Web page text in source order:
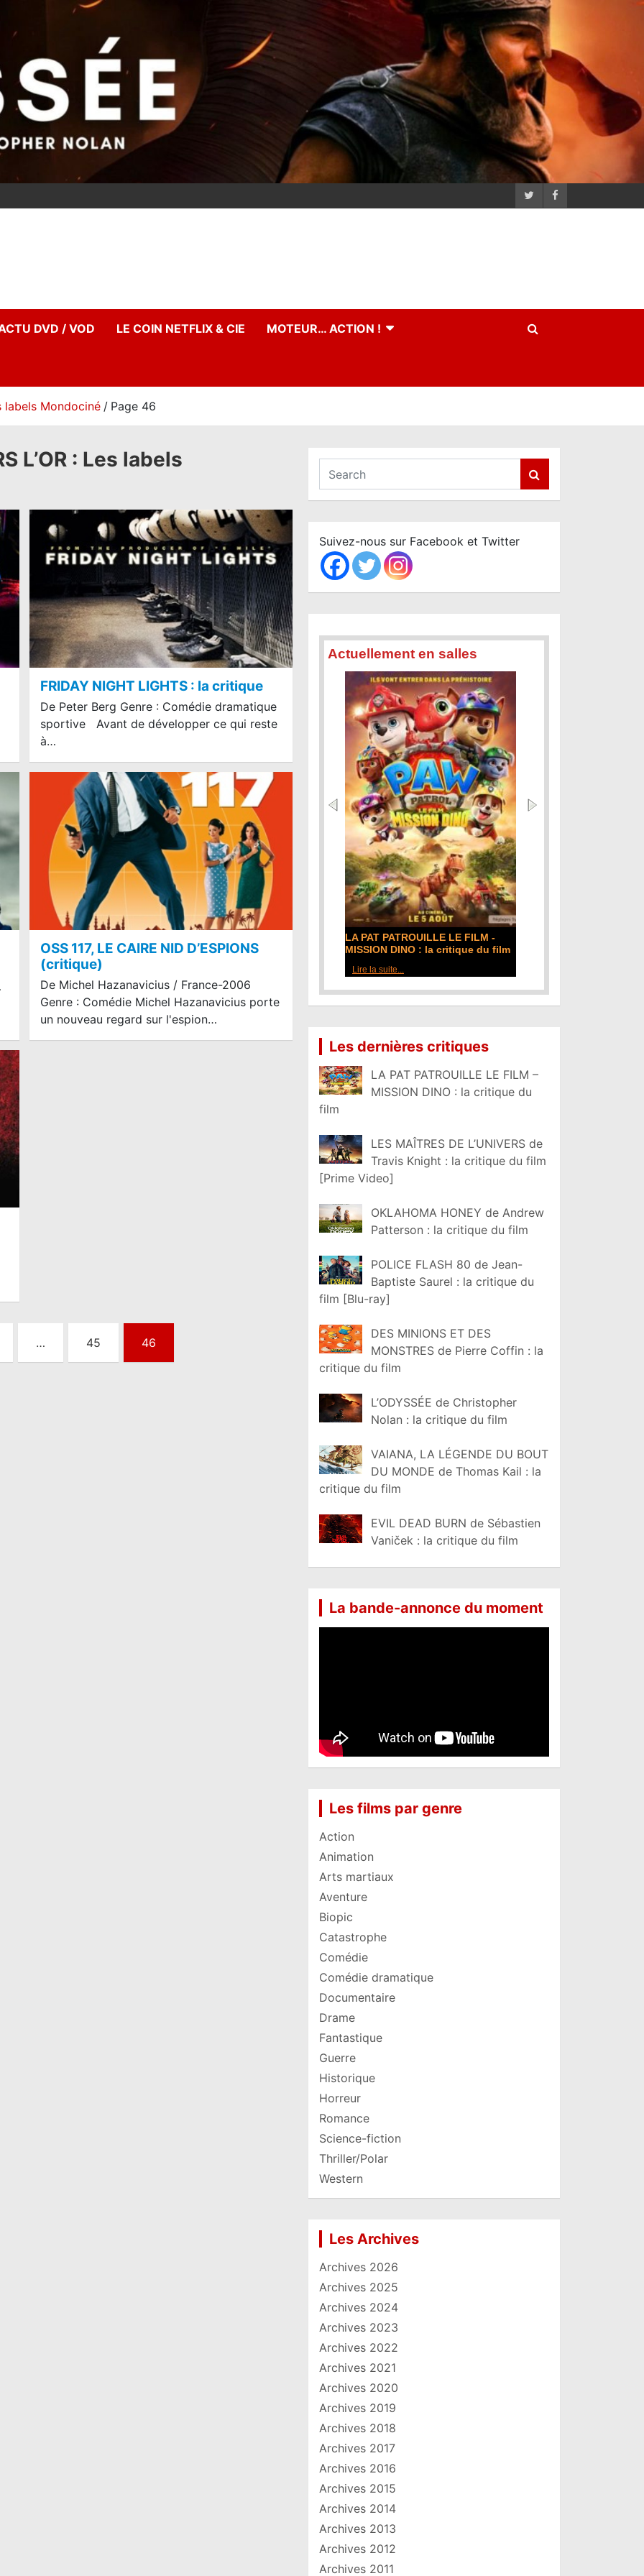
DVD / VOD LE COIN NETFLIX & CIE MOTEUR… ACTION !
labels Mondociné Page 46
L’OR : Les labels
FRIDAY NIGHT LIGHTS : la critique
De Peter Berg Genre : Comédie dramatique
sportive Avant de développer ce qui reste
à…
OSS 117, LE CAIRE NID D’ESPIONS
(critique)
De Michel Hazanavicius / France-2006
Genre : Comédie Michel Hazanavicius porte
un nouveau regard sur l'espion…
… 45 46
a
c
h
Suivez-nous sur Facebook et Twitter
Actuellement en salles
LA PAT PATROUILLE LE FILM -
MISSION DINO : la critique du film
Lire la suite...
Les dernières critiques
LA PAT PATROUILLE LE FILM –
MISSION DINO : la critique du
film
LES MAÎTRES DE L’UNIVERS de
Travis Knight : la critique du film
[Prime Video]
OKLAHOMA HONEY de Andrew
Patterson : la critique du film
POLICE FLASH 80 de Jean-
Baptiste Saurel : la critique du
film [Blu-ray]
DES MINIONS ET DES
MONSTRES de Pierre Coffin : la
critique du film
L’ODYSSÉE de Christopher
Nolan : la critique du film
VAIANA, LA LÉGENDE DU BOUT
DU MONDE de Thomas Kail : la
critique du film
EVIL DEAD BURN de Sébastien
Vaniček : la critique du film
La bande-annonce du moment
Les films par genre
Action
Animation
Arts martiaux
Aventure
Biopic
Catastrophe
Comédie
Comédie dramatique
Documentaire
Drame
Fantastique
Guerre
Historique
Horreur
Romance
Science-fiction
Thriller/Polar
Western
Les Archives
Archives 2026
Archives 2025
Archives 2024
Archives 2023
Archives 2022
Archives 2021
Archives 2020
Archives 2019
Archives 2018
Archives 2017
Archives 2016
Archives 2015
Archives 2014
Archives 2013
Archives 2012
Archives 2011